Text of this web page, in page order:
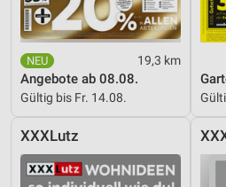
19,3 km
Angebote ab 08.08.
Gültig bis Fr. 14.08.
XXXLutz